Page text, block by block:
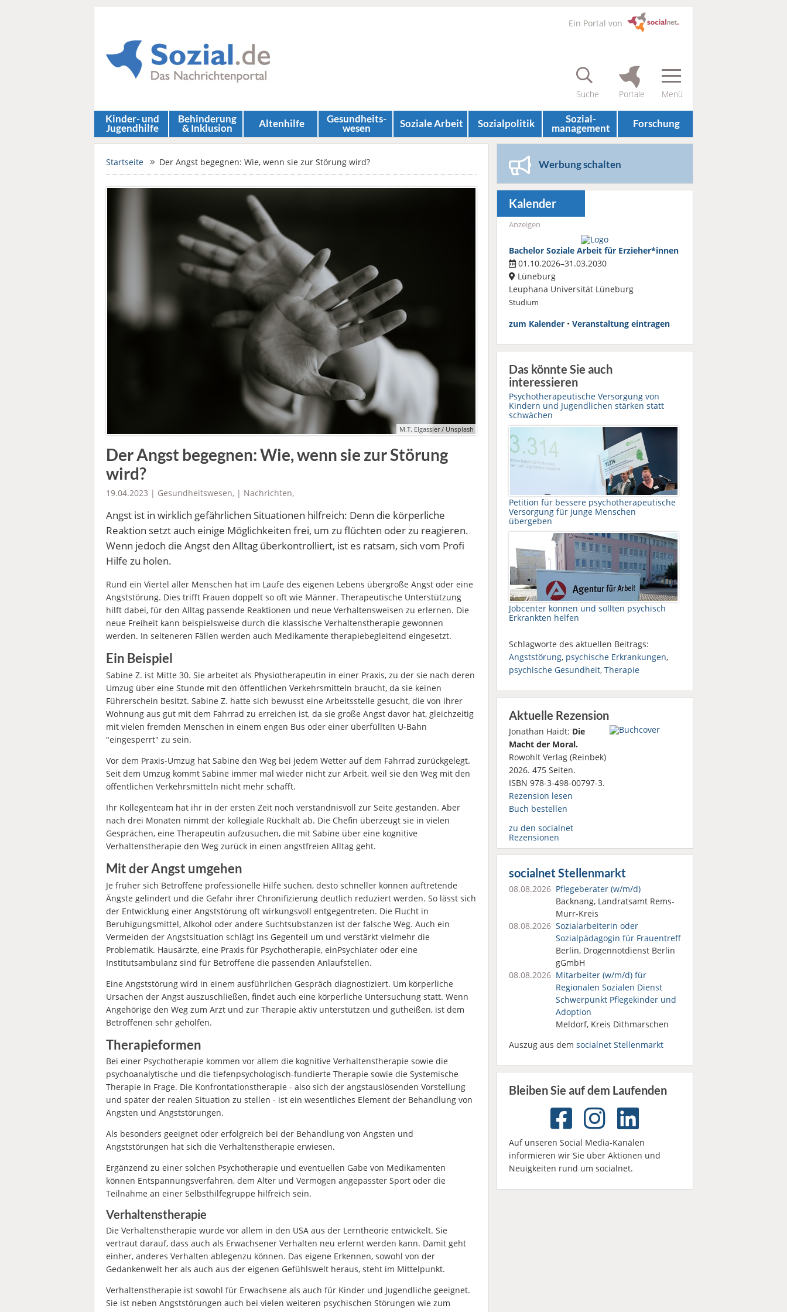
Ein Portal von
Kinder- und
Jugendhilfe
Behinderung
& Inklusion Altenhilfe Gesundheits­
wesen Soziale Arbeit Sozial­politik Sozial­
management Forschung
Startseite Der Angst begegnen: Wie, wenn sie zur Störung wird?
M.T. Elgassier / Unsplash
Der Angst begegnen: Wie, wenn sie zur Störung
wird?
19.04.2023 | Gesundheitswesen, | Nachrichten,
Angst ist in wirklich gefährlichen Situationen hilfreich: Denn die körperliche
Reaktion setzt auch einige Möglichkeiten frei, um zu flüchten oder zu reagieren.
Wenn jedoch die Angst den Alltag überkontrolliert, ist es ratsam, sich vom Profi
Hilfe zu holen.
Rund ein Viertel aller Menschen hat im Laufe des eigenen Lebens übergroße Angst oder eine
Angststörung. Dies trifft Frauen doppelt so oft wie Männer. Therapeutische Unterstützung
hilft dabei, für den Alltag passende Reaktionen und neue Verhaltensweisen zu erlernen. Die
neue Freiheit kann beispielsweise durch die klassische Verhaltenstherapie gewonnen
werden. In selteneren Fällen werden auch Medikamente therapiebegleitend eingesetzt.
Ein Beispiel
Sabine Z. ist Mitte 30. Sie arbeitet als Physiotherapeutin in einer Praxis, zu der sie nach deren
Umzug über eine Stunde mit den öffentlichen Verkehrsmitteln braucht, da sie keinen
Führerschein besitzt. Sabine Z. hatte sich bewusst eine Arbeitsstelle gesucht, die von ihrer
Wohnung aus gut mit dem Fahrrad zu erreichen ist, da sie große Angst davor hat, gleichzeitig
mit vielen fremden Menschen in einem engen Bus oder einer überfüllten U-Bahn
"eingesperrt" zu sein.
Vor dem Praxis-Umzug hat Sabine den Weg bei jedem Wetter auf dem Fahrrad zurückgelegt.
Seit dem Umzug kommt Sabine immer mal wieder nicht zur Arbeit, weil sie den Weg mit den
öffentlichen Verkehrsmitteln nicht mehr schafft.
Ihr Kollegenteam hat ihr in der ersten Zeit noch verständnisvoll zur Seite gestanden. Aber
nach drei Monaten nimmt der kollegiale Rückhalt ab. Die Chefin überzeugt sie in vielen
Gesprächen, eine Therapeutin aufzusuchen, die mit Sabine über eine kognitive
Verhaltenstherapie den Weg zurück in einen angstfreien Alltag geht.
Mit der Angst umgehen
Je früher sich Betroffene professionelle Hilfe suchen, desto schneller können auftretende
Ängste gelindert und die Gefahr ihrer Chronifizierung deutlich reduziert werden. So lässt sich
der Entwicklung einer Angststörung oft wirkungsvoll entgegentreten. Die Flucht in
Beruhigungsmittel, Alkohol oder andere Suchtsubstanzen ist der falsche Weg. Auch ein
Vermeiden der Angstsituation schlägt ins Gegenteil um und verstärkt vielmehr die
Problematik. Hausärzte, eine Praxis für Psychotherapie, einPsychiater oder eine
Institutsambulanz sind für Betroffene die passenden Anlaufstellen.
Eine Angststörung wird in einem ausführlichen Gespräch diagnostiziert. Um körperliche
Ursachen der Angst auszuschließen, findet auch eine körperliche Untersuchung statt. Wenn
Angehörige den Weg zum Arzt und zur Therapie aktiv unterstützen und gutheißen, ist dem
Betroffenen sehr geholfen.
Therapieformen
Bei einer Psychotherapie kommen vor allem die kognitive Verhaltenstherapie sowie die
psychoanalytische und die tiefenpsychologisch-fundierte Therapie sowie die Systemische
Therapie in Frage. Die Konfrontationstherapie - also sich der angstauslösenden Vorstellung
und später der realen Situation zu stellen - ist ein wesentliches Element der Behandlung von
Ängsten und Angststörungen.
Als besonders geeignet oder erfolgreich bei der Behandlung von Ängsten und
Angststörungen hat sich die Verhaltenstherapie erwiesen.
Ergänzend zu einer solchen Psychotherapie und eventuellen Gabe von Medikamenten
können Entspannungsverfahren, dem Alter und Vermögen angepasster Sport oder die
Teilnahme an einer Selbsthilfegruppe hilfreich sein.
Verhaltenstherapie
Die Verhaltenstherapie wurde vor allem in den USA aus der Lerntheorie entwickelt. Sie
vertraut darauf, dass auch als Erwachsener Verhalten neu erlernt werden kann. Damit geht
einher, anderes Verhalten ablegenzu können. Das eigene Erkennen, sowohl von der
Gedankenwelt her als auch aus der eigenen Gefühlswelt heraus, steht im Mittelpunkt.
Verhaltenstherapie ist sowohl für Erwachsene als auch für Kinder und Jugendliche geeignet.
Sie ist neben Angststörungen auch bei vielen weiteren psychischen Störungen wie zum
Werbung schalten
Kalender
Anzeigen
Bachelor Soziale Arbeit für Erzieher*innen
01.10.2026–31.03.2030
Lüneburg
Leuphana Universität Lüneburg
Studium
zum Kalender• Veranstaltung eintragen
Das könnte Sie auch
interessieren
Psychotherapeutische Versorgung von
Kindern und Jugendlichen stärken statt
schwächen
Petition für bessere psychotherapeutische
Versorgung für junge Menschen
übergeben
Jobcenter können und sollten psychisch
Erkrankten helfen
Schlagworte des aktuellen Beitrags:
Angststörung, psychische Erkrankungen,
psychische Gesundheit, Therapie
Aktuelle Rezension
Jonathan Haidt: Die
Macht der Moral.
Rowohlt Verlag (Reinbek)
2026. 475 Seiten.
ISBN 978-3-498-00797-3.
Rezension lesen
Buch bestellen
zu den socialnet
Rezensionen
socialnet Stellenmarkt
08.08.2026 Pflegeberater (w/m/d)
Backnang, Landratsamt Rems-
Murr-Kreis
08.08.2026 Sozialarbeiterin oder
Sozialpädagogin für Frauentreff
Berlin, Drogennotdienst Berlin
gGmbH
08.08.2026 Mitarbeiter (w/m/d) für
Regionalen Sozialen Dienst
Schwerpunkt Pflegekinder und
Adoption
Meldorf, Kreis Dithmarschen
Auszug aus dem socialnet Stellenmarkt
Bleiben Sie auf dem Laufenden
Auf unseren Social Media-Kanälen
informieren wir Sie über Aktionen und
Neuigkeiten rund um socialnet.